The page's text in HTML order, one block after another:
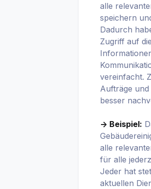
alle
speichern
Dadurch
Zugriff auf
vereinfacht.
Aufträge
besser
-> Beispiel:
alle
für alle
Jeder hat
aktuellen